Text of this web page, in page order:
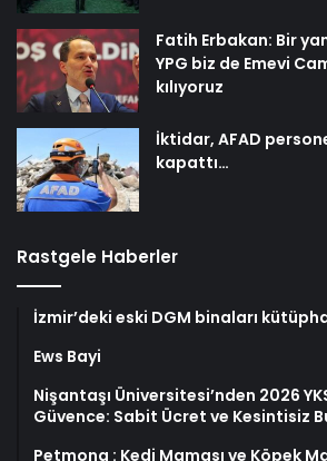
Fatih Erbakan: Bir
YPG biz de Emevi
kılıyoruz
İktidar, AFAD
kapattı…
Rastgele Haberler
İzmir’deki eski DGM binaları
Ews Bayi
Nişantaşı Üniversitesi’nden 2026
Güvence: Sabit Ücret ve Kesintisiz
Petmona : Kedi Maması ve Köpek